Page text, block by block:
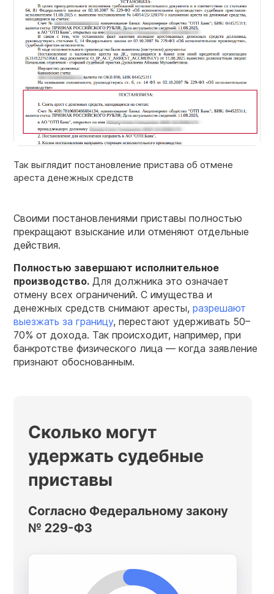
Так выглядит постановление пристава об отмене
ареста денежных средств
Своими постановлениями приставы полностью
прекращают взыскание или отменяют отдельные
действия.
Полностью завершают исполнительное
производство. Для должника это означает
отмену всех ограничений. С имущества и
денежных средств снимают аресты, разрешают
выезжать за границу, перестают удерживать 50–
70% от дохода. Так происходит, например, при
банкротстве физического лица — когда заявление
признают обоснованным.